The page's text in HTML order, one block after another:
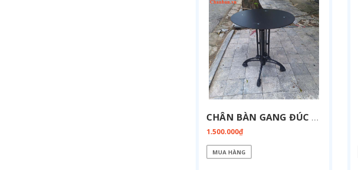
CHÂN BÀN GANG ĐÚC MẶT BÍCH SẮT TRÒN CG-4N-BICH
1.500.000₫
MUA HÀNG